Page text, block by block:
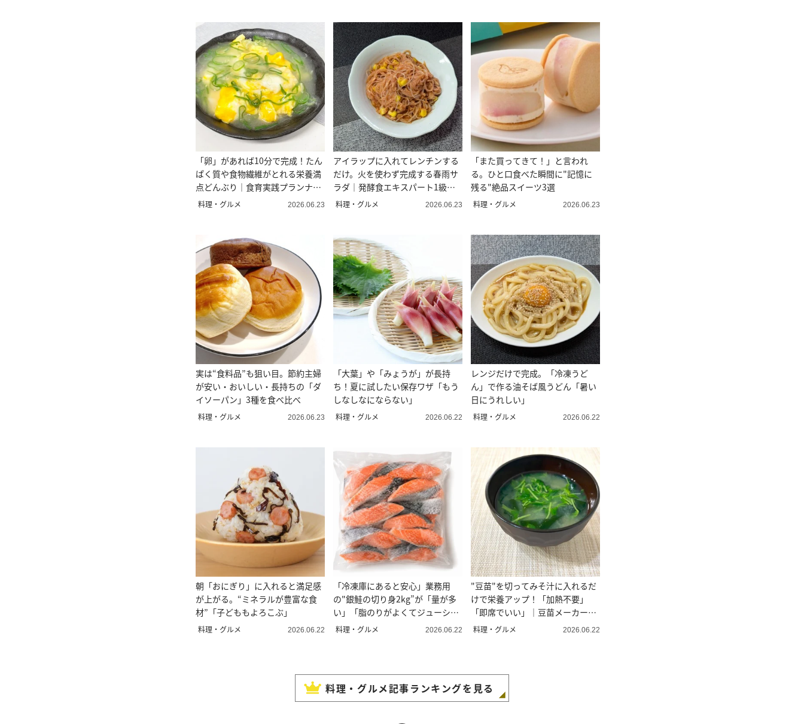
「卵」があれば10分で完成！たん
ぱく質や食物繊維がとれる栄養満
点どんぶり｜食育実践プランナー
が教える
料理・グルメ 2026.06.23
アイラップに入れてレンチンする
だけ。火を使わず完成する春雨サ
ラダ｜発酵食エキスパート1級が
教える
料理・グルメ 2026.06.23
「また買ってきて！」と言われ
る。ひと口食べた瞬間に"記憶に
残る"絶品スイーツ3選
料理・グルメ 2026.06.23
実は“食料品”も狙い目。節約主婦
が安い・おいしい・長持ちの「ダ
イソーパン」3種を食べ比べ
料理・グルメ 2026.06.23
「大葉」や「みょうが」が長持
ち！夏に試したい保存ワザ「もう
しなしなにならない」
料理・グルメ 2026.06.22
レンジだけで完成。「冷凍うど
ん」で作る油そば風うどん「暑い
日にうれしい」
料理・グルメ 2026.06.22
朝「おにぎり」に入れると満足感
が上がる。“ミネラルが豊富な食
材”「子どももよろこぶ」
料理・グルメ 2026.06.22
「冷凍庫にあると安心」業務用
の"銀鮭の切り身2kg”が「量が多
い」「脂のりがよくてジューシ
ー」
料理・グルメ 2026.06.22
"豆苗"を切ってみそ汁に入れるだ
けで栄養アップ！「加熱不要」
「即席でいい」｜豆苗メーカー直
伝
料理・グルメ 2026.06.22
料理・グルメ記事ランキングを見る